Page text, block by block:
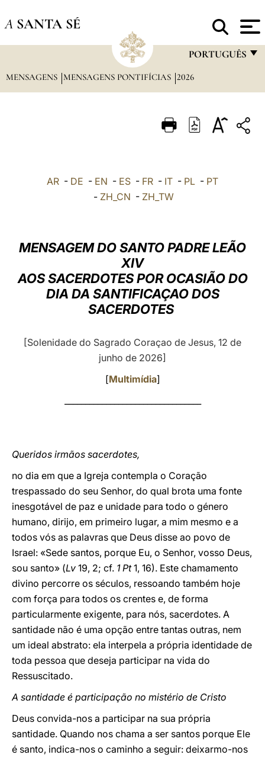
A SANTA SÉ
PORTUGUÊS
FRANÇAIS
ITALIANO
LATINE
MENSAGENS MENSAGENS PONTIFÍCIAS 2026
AR - DE - EN - ES - FR - IT - PL - PT
- ZH_CN - ZH_TW
MENSAGEM DO SANTO PADRE LEÃO
XIV
AOS SACERDOTES POR OCASIÃO DO
DIA DA SANTIFICAÇAO DOS
SACERDOTES
[Solenidade do Sagrado Coraçao de Jesus, 12 de
junho de 2026]
[Multimídia]
Queridos irmãos sacerdotes,
no dia em que a Igreja contempla o Coração
trespassado do seu Senhor, do qual brota uma fonte
inesgotável de paz e unidade para todo o género
humano, dirijo, em primeiro lugar, a mim mesmo e a
todos vós as palavras que Deus disse ao povo de
Israel: «Sede santos, porque Eu, o Senhor, vosso Deus,
sou santo» (Lv 19, 2; cf. 1 Pt1, 16). Este chamamento
divino percorre os séculos, ressoando também hoje
com força para todos os crentes e, de forma
particularmente exigente, para nós, sacerdotes. A
santidade não é uma opção entre tantas outras, nem
um ideal abstrato: ela interpela a própria identidade de
toda pessoa que deseja participar na vida do
Ressuscitado.
A santidade é participação no mistério de Cristo
Deus convida-nos a participar na sua própria
santidade. Quando nos chama a ser santos porque Ele
é santo, indica-nos o caminho a seguir: deixarmo-nos